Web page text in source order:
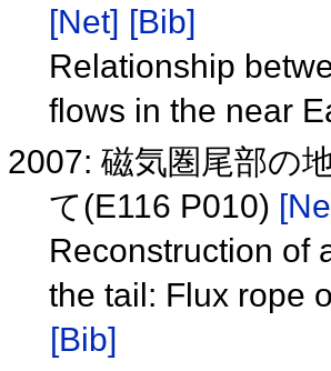
[Net] [Bib]
Relationship
flows in the near
2007: 磁気圏尾部の
て(E116 P010)
Reconstruction of
the tail: Flux rope
[Bib]